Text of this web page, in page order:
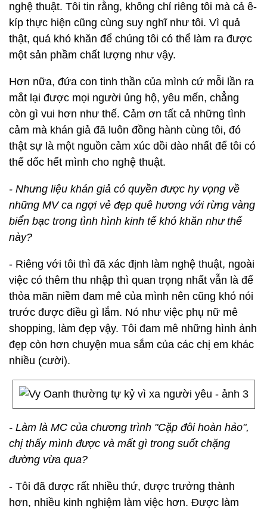
nghệ thuật. Tôi tin rằng, không chỉ riêng tôi mà cả ê-
kíp thực hiện cũng cùng suy nghĩ như tôi. Vì quả
thật, quá khó khăn để chúng tôi có thể làm ra được
một sản phầm chất lượng như vậy.
Hơn nữa, đứa con tinh thần của mình cứ mỗi lần ra
mắt lại được mọi người ủng hộ, yêu mến, chẳng
còn gì vui hơn như thế. Cảm ơn tất cả những tình
cảm mà khán giả đã luôn đồng hành cùng tôi, đó
thật sự là một nguồn cảm xúc dồi dào nhất để tôi có
thể dốc hết mình cho nghệ thuật.
- Nhưng liệu khán giả có quyền được hy vọng về
những MV ca ngợi vẻ đẹp quê hương với rừng vàng
biển bạc trong tình hình kinh tế khó khăn như thế
này?
- Riêng với tôi thì đã xác định làm nghệ thuật, ngoài
việc có thêm thu nhập thì quan trọng nhất vẫn là để
thỏa mãn niềm đam mê của mình nên cũng khó nói
trước được điều gì lắm. Nó như việc phụ nữ mê
shopping, làm đẹp vậy. Tôi đam mê những hình ảnh
đẹp còn hơn chuyện mua sắm của các chị em khác
nhiều (cười).
- Làm là MC của chương trình "Cặp đôi hoàn hảo",
chị thấy mình được và mất gì trong suốt chặng
đường vừa qua?
- Tôi đã được rất nhiều thứ, được trưởng thành
hơn, nhiều kinh nghiệm làm việc hơn. Được làm